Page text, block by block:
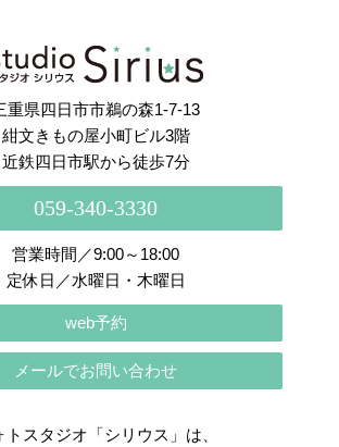
Instagram でフォロー
重県四日市市鵜の森1-7-13
紺文きもの屋小町ビル3階
近鉄四日市駅から徒歩7分
059-340-3330
営業時間／9:00～18:00
定休日／水曜日・木曜日
web予約
メールでお問い合わせ
トスタジオ「シリウス」は、